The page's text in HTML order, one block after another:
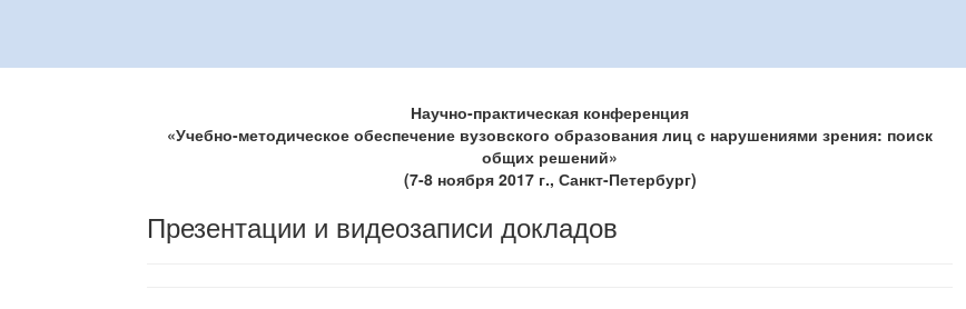
Научно-практическая конференция
«Учебно-методическое обеспечение вузовского образования лиц с нарушениями зрения: поиск
общих решений»
(7-8 ноября 2017 г., Санкт-Петербург)
Презентации и видеозаписи докладов